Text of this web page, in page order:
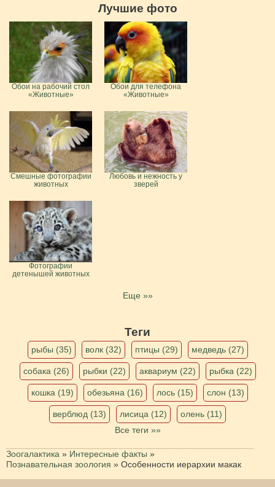
Лучшие фото
Обои на рабочий стол
«Животные»
Обои для телефона
«Животные»
Смешные фотографии
животных
Любовь и нежность у
зверей
Фотографии
детенышей животных
Еще »»
Теги
рыбы (35) волк (32) птицы (29) медведь (27)
собака (26) рыбки (22) аквариум (22) рыбка (22)
кошка (19) обезьяна (16) лось (15) слон (13)
верблюд (13) лисица (12)
олень (11)
Все теги »»
Зоогалактика » Интересные факты »
Познавательная зоология » Особенности иерархии макак